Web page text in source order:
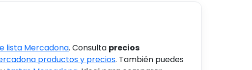
lista Mercadona. Consulta precios
productos y precios. También puedes